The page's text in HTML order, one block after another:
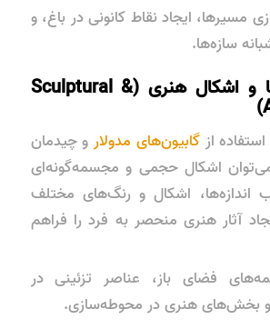
مسیرها، ایجاد نقاط کانونی در باغ، و
سازه‌ها.
۲.۵. مجسمه‌ها و اشکال هنری (Sculptural &
ازگابیون‌های مدولارو چیدمان
می‌توان اشکال حجمی و مجسمه‌گونه‌ای
اندازه‌ها، اشکال و رنگ‌های مختلف
آثار هنری منحصر به فرد را فراهم
فضای باز، عناصر تزئینی در
بخش‌های هنری در محوطه‌سازی.